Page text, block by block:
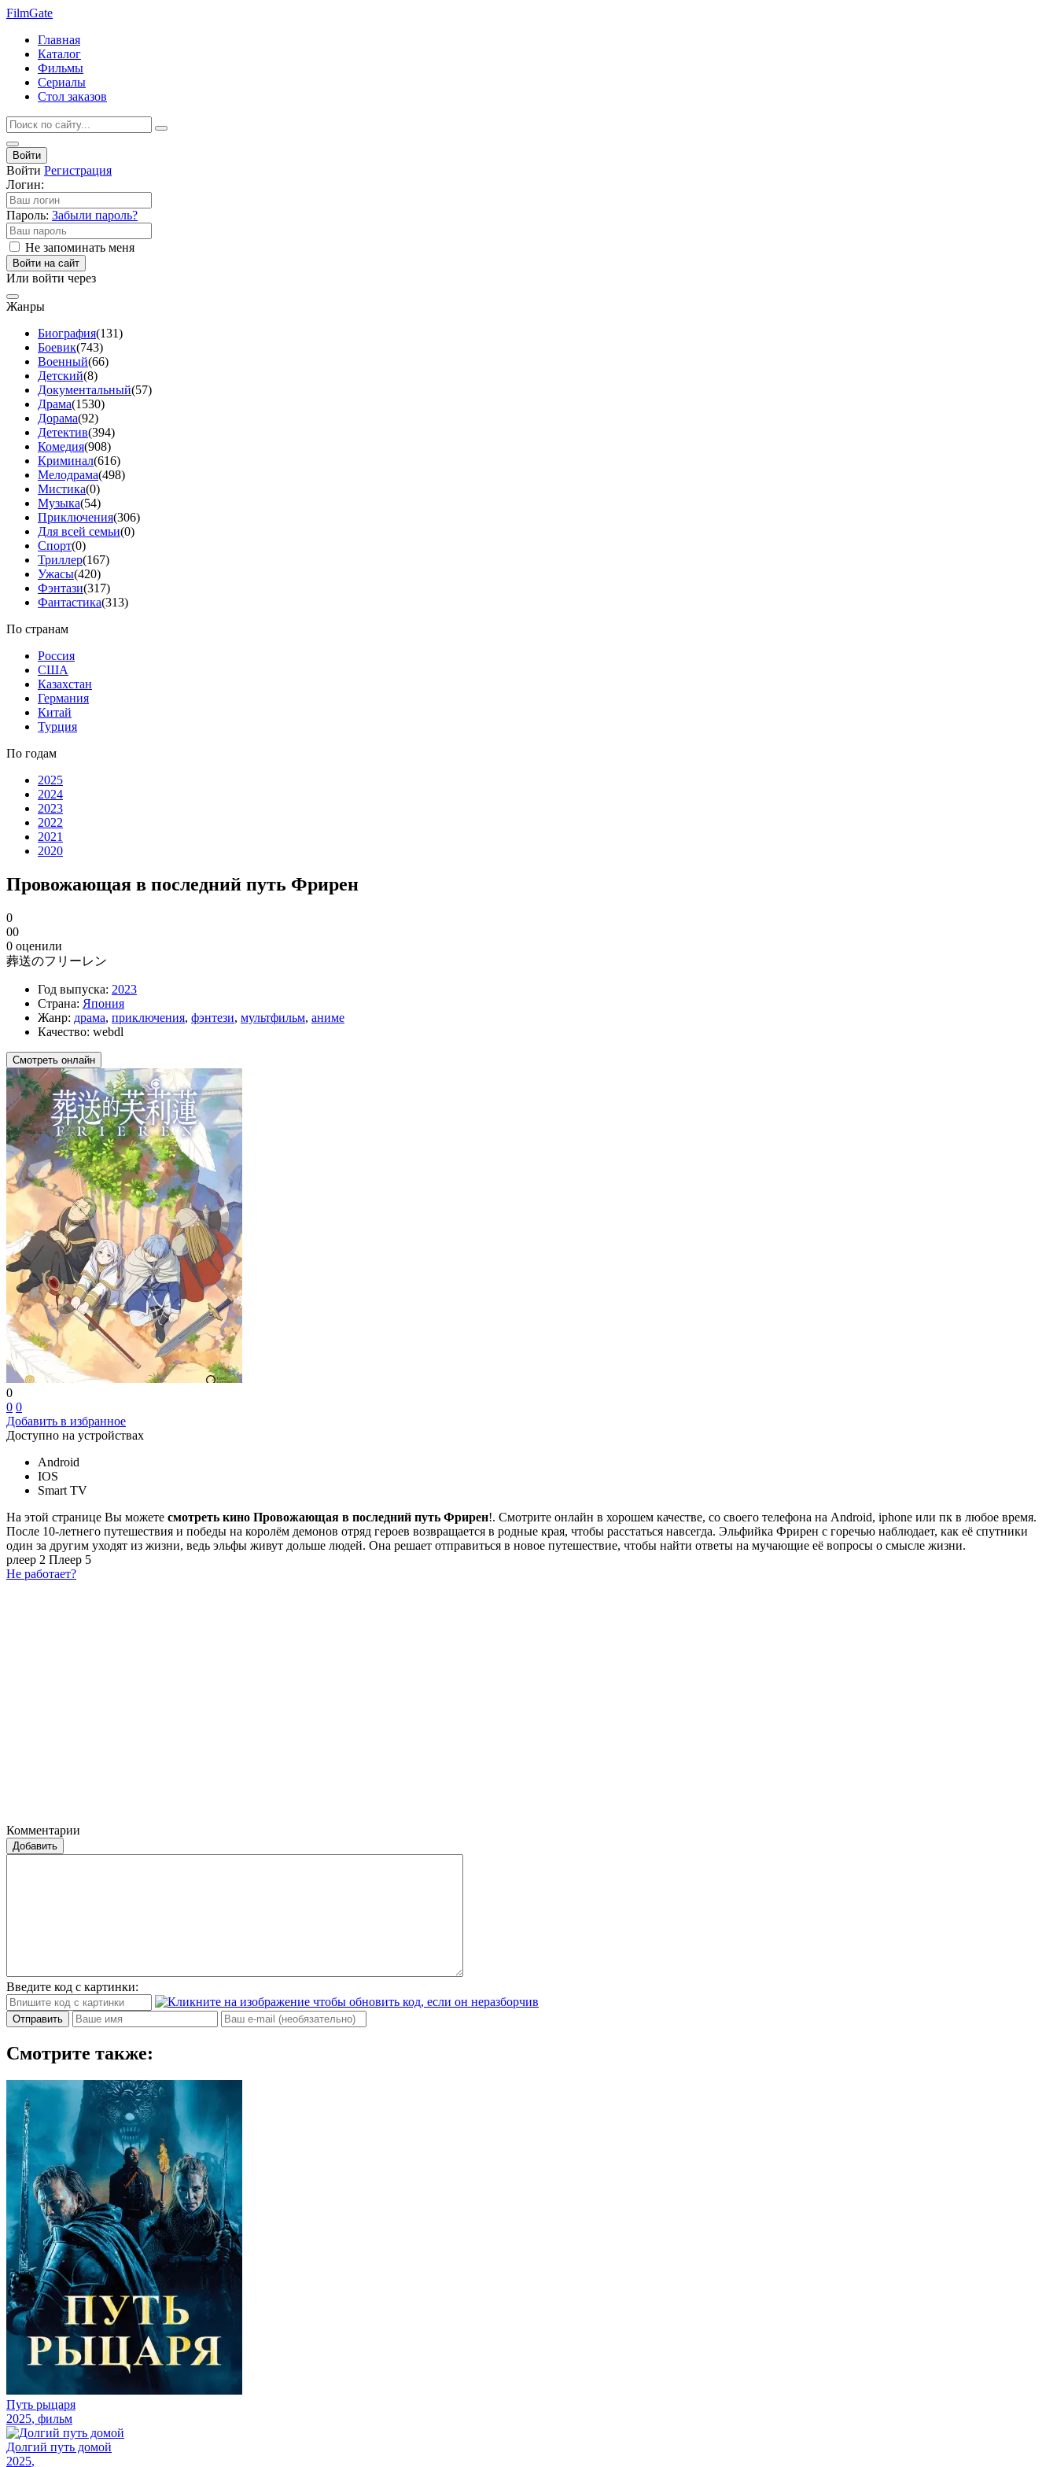
FilmGate
Главная
Каталог
Фильмы
Сериалы
Стол заказов
Войти
Войти Регистрация
Логин:
Пароль: Забыли пароль?
Не запоминать меня
Войти на сайт
Или войти через
Жанры
Биография(131)
Боевик(743)
Военный(66)
Детский(8)
Документальный(57)
Драма(1530)
Дорама(92)
Детектив(394)
Комедия(908)
Криминал(616)
Мелодрама(498)
Мистика(0)
Музыка(54)
Приключения(306)
Для всей семьи(0)
Спорт(0)
Триллер(167)
Ужасы(420)
Фэнтази(317)
Фантастика(313)
По странам
Россия
США
Казахстан
Германия
Китай
Турция
По годам
2025
2024
2023
2022
2021
2020
Провожающая в последний путь Фрирен
0
00
0 оценили
葬送のフリーレン
Год выпуска: 2023
Страна: Япония
Жанр: драма, приключения, фэнтези, мультфильм, аниме
Качество: webdl
Смотреть онлайн
0
0 0
Добавить в избранное
Доступно на устройствах
Android
IOS
Smart TV
На этой странице Вы можете смотреть кино Провожающая в последний путь Фрирен!. Смотрите онлайн в хорошем качестве, со своего телефона на Android, iphone или пк в любое время.
После 10-летнего путешествия и победы на королём демонов отряд героев возвращается в родные края, чтобы расстаться навсегда. Эльфийка Фрирен с горечью наблюдает, как её спутники
один за другим уходят из жизни, ведь эльфы живут дольше людей. Она решает отправиться в новое путешествие, чтобы найти ответы на мучающие её вопросы о смысле жизни.
рлеер 2 Плеер 5
Не работает?
Комментарии
Добавить
Введите код с картинки:
Отправить
Смотрите также:
Путь рыцаря
2025, фильм
Долгий путь домой
2025,